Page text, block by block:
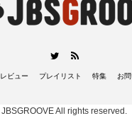
Twitter
レビュー プレイリスト 特集 お
JBSGROOVEAll rights reserved.